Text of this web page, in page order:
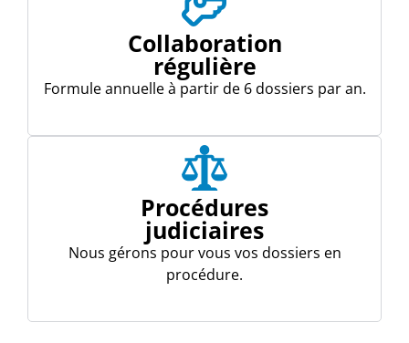
Collaboration
régulière
Formule annuelle à partir de 6 dossiers par an.
Procédures
judiciaires
Nous gérons pour vous vos dossiers en
procédure.